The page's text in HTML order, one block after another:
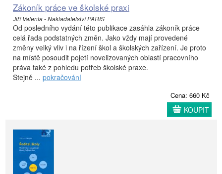
Zákoník práce ve školské praxi
Jiří Valenta - Nakladatelství PARIS
Od posledního vydání této publikace zasáhla zákoník práce
celá řada podstatných změn. Jako vždy mají provedené
změny velký vliv i na řízení škol a školských zařízení. Je proto
na místě posoudit pojetí novelizovaných oblastí pracovního
práva také z pohledu potřeb školské praxe.
Stejně ... pokračování
Cena: 660 Kč
KOUPIT